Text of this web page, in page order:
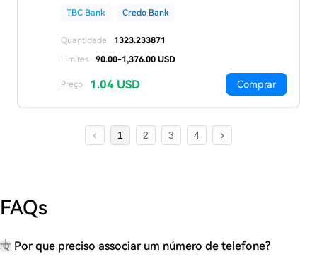
TBC Bank Credo Bank
Quantidade
1323.233871
Limites
90.00-1,376.00 USD
Preço 1.04 USD Comprar
1 2 3 4
FAQs
Q Por que preciso associar um número de telefone?